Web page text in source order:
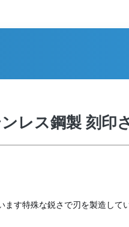
レス鋼製 刻印
す特殊な鋭さで刃を製造し